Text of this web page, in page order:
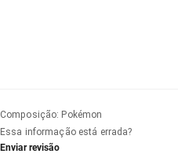
Composição: Pokémon
Essa informação está errada?
Enviar revisão